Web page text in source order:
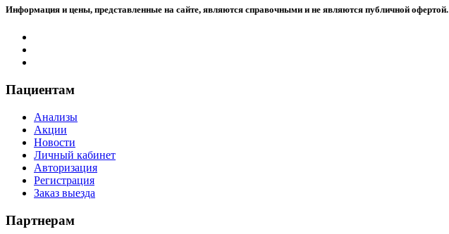
Информация и цены, представленные на сайте, являются справочными и не являются публичной офертой.
Пациентам
Анализы
Акции
Новости
Личный кабинет
Авторизация
Регистрация
Заказ выезда
Партнерам